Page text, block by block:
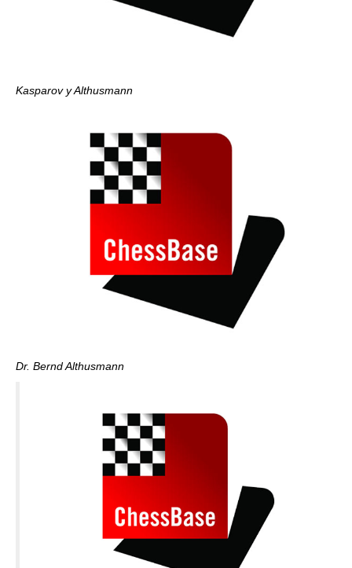
Kasparov y Althusmann
Dr. Bernd Althusmann